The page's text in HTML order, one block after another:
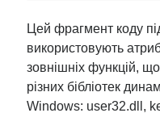
Цей фрагмент коду
використовують
зовнішніх функцій,
різних бібліотек
Windows: user32.dll,